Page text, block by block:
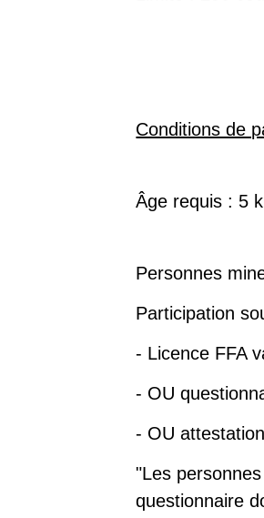
Conditions de
Âge requis : 5
Personnes
Participation
- Licence FFA
- OU
- OU
"Les
questionnaire